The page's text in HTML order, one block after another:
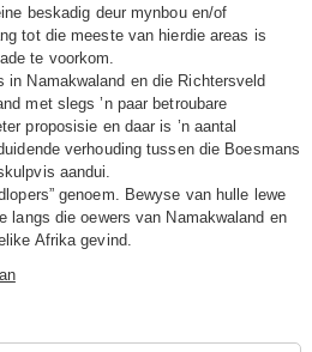
beskadig deur mynbou en/of
tot die meeste van hierdie areas is
te voorkom.
in Namakwaland en die Richtersveld
met slegs ’n paar betroubare
proposisie en daar is ’n aantal
verhouding tussen die Boesmans
aandui.
genoem. Bewyse van hulle lewe
langs die oewers van Namakwaland en
Afrika gevind.